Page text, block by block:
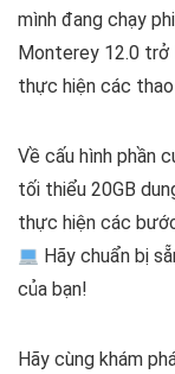
mình đang chạy
Monterey 12.0 trở
thực hiện các
Về cấu hình phần
tối thiểu 20GB
thực hiện các
Hãy chuẩn bị
của bạn!
Hãy cùng khám